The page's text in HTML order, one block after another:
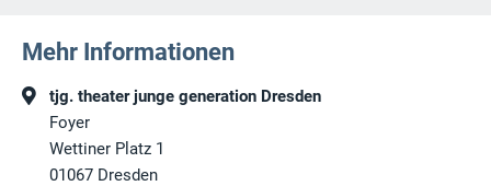
Mehr Informationen
tjg. theater junge generation Dresden
Foyer
Wettiner Platz 1
01067 Dresden